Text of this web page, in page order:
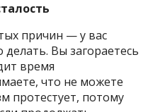
причин — у вас
делать. Вы загораетесь
время
что не можете
протестует, потому